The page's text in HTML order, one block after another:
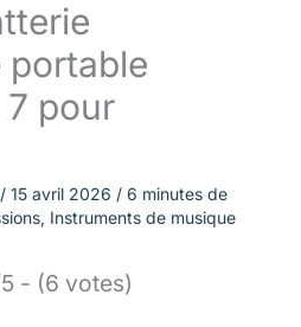
portable
pour
/ 15 avril 2026 / 6 minutes de
, Instruments de musique
- (6 votes)